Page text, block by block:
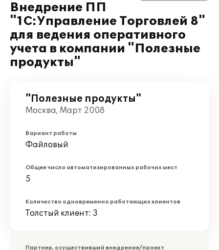
Внедрение ПП
"1С:Управление Торговлей 8"
для ведения оперативного
учета в компании "Полезные
продукты"
"Полезные продукты"
Москва, Март 2008
Вариант работы
Файловый
Общее число автоматизированных рабочих мест
5
Количество одновременно работающих клиентов
Толстый клиент: 3
Партнер, осуществивший внедрение/проект